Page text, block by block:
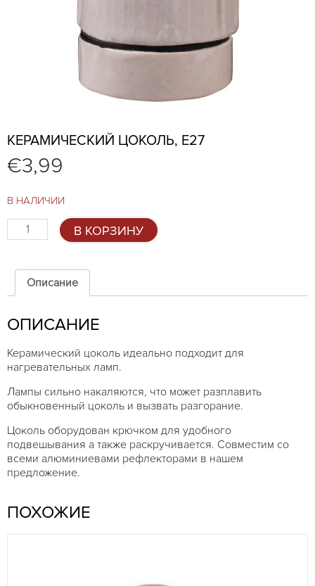
КЕРАМИЧЕСКИЙ ЦОКОЛЬ, E27
€3,99
В НАЛИЧИИ
Количество
товара
цоколь,
В КОРЗИНУ
Описание
ОПИСАНИЕ
Керамический цоколь идеально подходит для
нагревательных ламп.
Лампы сильно накаляются, что может разплавить
обыкновенный цоколь и вызвать разгорание.
Цоколь оборудован крючком для удобного
подвешывания а также раскручивается. Совместим со
всеми алюминиевами рефлекторами в нашем
предложение.
ПОХОЖИЕ